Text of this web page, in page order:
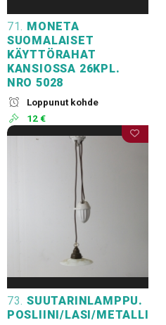
71. MONETA
SUOMALAISET
KÄYTTÖRAHAT
KANSIOSSA 26KPL.
NRO 5028
Loppunut kohde
12 €
73. SUUTARINLAMPPU.
POSLIINI/LASI/METALLI